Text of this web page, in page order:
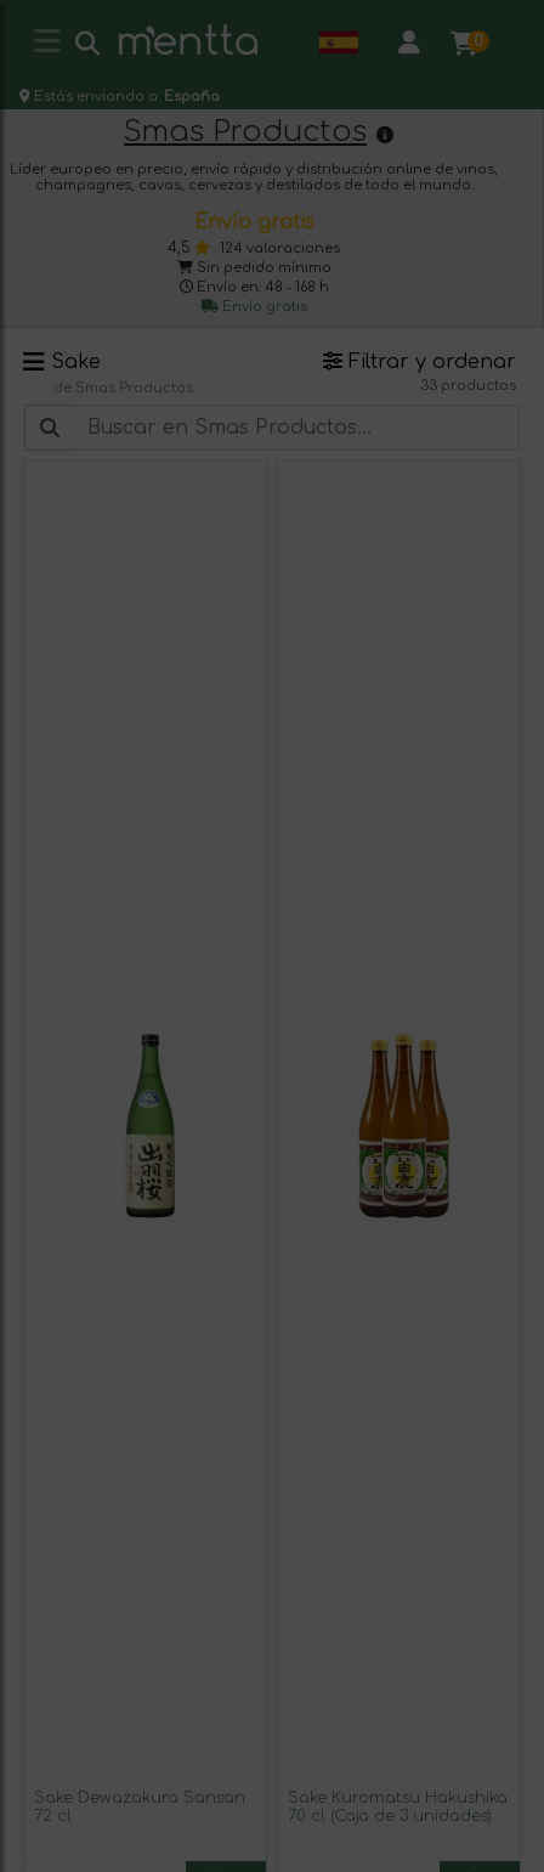
0
Estás enviando a: España
Smas Productos
Líder europeo en precio, envío rápido y distribución online de vinos,
champagnes, cavas, cervezas y destilados de todo el mundo.
Envío gratis
4,5
124 valoraciones
Sin pedido mínimo
Envío en: 48 - 168 h
Envío gratis
Sake
de Smas Productos
Filtrar y ordenar
33 productos
Sake Dewazakura Sansan
72 cl
Sake Kuromatsu Hakushika
70 cl (Caja de 3 unidades)